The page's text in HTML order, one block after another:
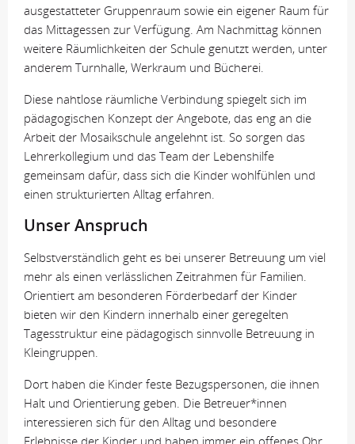
ausgestatteter Gruppenraum sowie ein eigener Raum für
das Mittagessen zur Verfügung. Am Nachmittag können
weitere Räumlichkeiten der Schule genutzt werden, unter
anderem Turnhalle, Werkraum und Bücherei.
Diese nahtlose räumliche Verbindung spiegelt sich im
pädagogischen Konzept der Angebote, das eng an die
Arbeit der Mosaikschule angelehnt ist. So sorgen das
Lehrerkollegium und das Team der Lebenshilfe
gemeinsam dafür, dass sich die Kinder wohlfühlen und
einen strukturierten Alltag erfahren.
Unser Anspruch
Selbstverständlich geht es bei unserer Betreuung um viel
mehr als einen verlässlichen Zeitrahmen für Familien.
Orientiert am besonderen Förderbedarf der Kinder
bieten wir den Kindern innerhalb einer geregelten
Tagesstruktur eine pädagogisch sinnvolle Betreuung in
Kleingruppen.
Dort haben die Kinder feste Bezugspersonen, die ihnen
Halt und Orientierung geben. Die Betreuer*innen
interessieren sich für den Alltag und besondere
Erlebnisse der Kinder und haben immer ein offenes Ohr